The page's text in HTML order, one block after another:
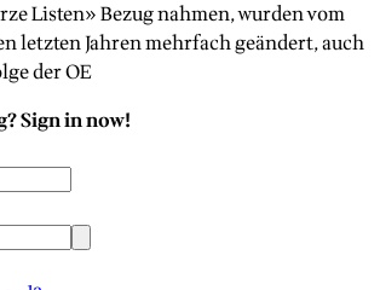
Listen» Bezug nahmen, wurden vom
letzten Jahren mehrfach geändert, auch
der OE
Sign in now!